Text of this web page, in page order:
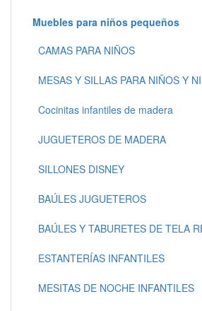
Muebles para niños pequeños
CAMAS PARA NIÑOS
MESAS Y SILLAS PARA NIÑOS Y
Cocinitas infantiles de madera
JUGUETEROS DE MADERA
SILLONES DISNEY
BAÚLES JUGUETEROS
BAÚLES Y TABURETES DE TELA
ESTANTERÍAS INFANTILES
MESITAS DE NOCHE INFANTILES